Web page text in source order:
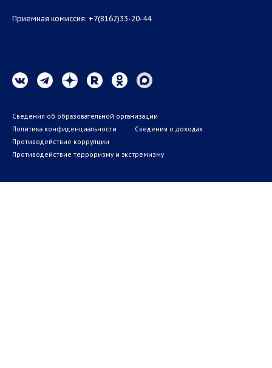
Приемная комиссия: +7(8162)33-20-44
Сведения об образовательной организации
Политика конфиденциальности
Сведения о доходах
Противодействие коррупции
Противодействие терроризму и экстремизму